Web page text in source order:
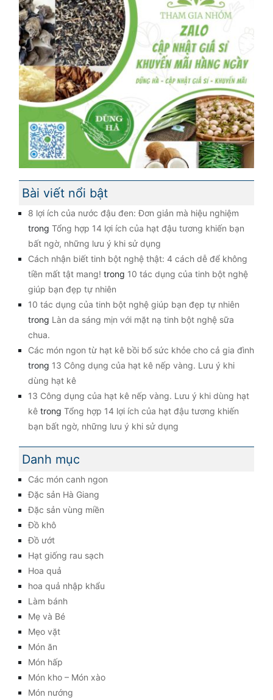
Bài viết nổi bật
8 lợi ích của nước đậu đen: Đơn giản mà hiệu nghiệm
trong Tổng hợp 14 lợi ích của hạt đậu tương khiến bạn
bất ngờ, những lưu ý khi sử dụng
Cách nhận biết tinh bột nghệ thật: 4 cách dễ để không
tiền mất tật mang! trong 10 tác dụng của tinh bột nghệ
giúp bạn đẹp tự nhiên
10 tác dụng của tinh bột nghệ giúp bạn đẹp tự nhiên
trong Làn da sáng mịn với mặt nạ tinh bột nghệ sữa
chua.
Các món ngon từ hạt kê bồi bổ sức khỏe cho cả gia đình
trong 13 Công dụng của hạt kê nếp vàng. Lưu ý khi
dùng hạt kê
13 Công dụng của hạt kê nếp vàng. Lưu ý khi dùng hạt
kê trong Tổng hợp 14 lợi ích của hạt đậu tương khiến
bạn bất ngờ, những lưu ý khi sử dụng
Danh mục
Các món canh ngon
Đặc sản Hà Giang
Đặc sản vùng miền
Đồ khô
Đồ ướt
Hạt giống rau sạch
Hoa quả
hoa quả nhập khẩu
Làm bánh
Mẹ và Bé
Mẹo vặt
Món ăn
Món hấp
Món kho – Món xào
Món nướng